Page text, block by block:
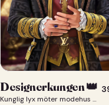
Designerkungen 👑
Kunglig lyx möter modehus — du som designerkung 👑